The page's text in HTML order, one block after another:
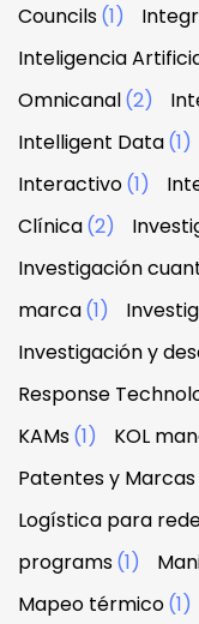
Councils(1)
Inteligencia
Omnicanal(2)
Intelligent Data(1)
Interactivo(1)
Clínica(2)
Investigación
marca(1)
Investigación y
Response
KAMs(1) KOL
Patentes y Marcas
Logística para
programs(1)
Mapeo térmico(1)